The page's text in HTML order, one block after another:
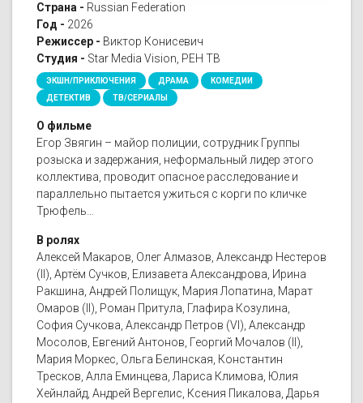
Страна - Russian Federation
Год - 2026
Режиссер - Виктор Конисевич
Студия - Star Media Vision, РЕН ТВ
ЭКШН/ПРИКЛЮЧЕНИЯ ДРАМА
КОМЕДИИ
ДЕТЕКТИВ
ТВ/СЕРИАЛЫ
О фильме
Егор Звягин – майор полиции, сотрудник Группы
розыска и задержания, неформальный лидер этого
коллектива, проводит опасное расследование и
параллельно пытается ужиться с корги по кличке
Трюфель…
В ролях
Алексей Макаров, Олег Алмазов, Александр Нестеров
(II), Артём Сучков, Елизавета Александрова, Ирина
Ракшина, Андрей Полищук, Мария Лопатина, Марат
Омаров (II), Роман Притула, Глафира Козулина,
София Сучкова, Александр Петров (VI), Александр
Мосолов, Евгений Антонов, Георгий Мочалов (II),
Мария Моркес, Ольга Белинская, Константин
Тресков, Алла Еминцева, Лариса Климова, Юлия
Хейнлайд, Андрей Вергелис, Ксения Пикалова, Дарья